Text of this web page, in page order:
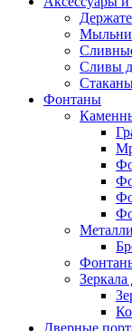
Сливы
Фонтаны
Дверные